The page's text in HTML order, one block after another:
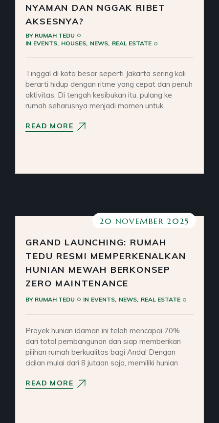
NYAMAN DAN NGGAK RIBET
AKSESNYA?
BY RUMAH TEDU
IN EVENTS HOUSES NEWS REAL ESTATE
Tinggal di kota besar seperti Jakarta sering kali
berarti hidup dengan ritme yang cepat dan penuh
aktivitas. Di tengah kesibukan itu, pulang ke
rumah seharusnya menjadi momen untuk
READ MORE
20 NOVEMBER 2025
GRAND LAUNCHING: RUMAH
TEDU RESMI MEMPERKENALKAN
HUNIAN MEWAH BERKONSEP
ZERO MAINTENANCE
BY RUMAH TEDU IN EVENTS NEWS REAL ESTATE
Proyek hunian idaman ini telah mencapai 70%
dari total pembangunan dan siap memberikan
pilihan rumah berkualitas bagi Anda! Dengan
cicilan mulai dari 8 jutaan saja, memiliki hunian
READ MORE